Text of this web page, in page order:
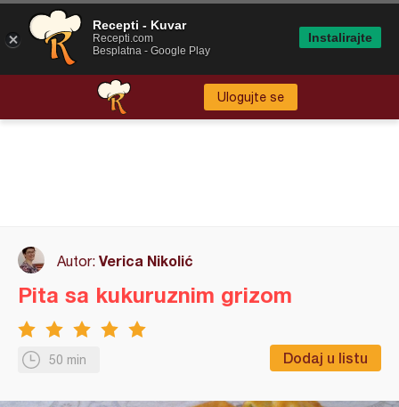
Ulogujte se
Autor: Verica Nikolić
50 min Dodaj u listu
Pita sa kukuruznim grizom
Recepti - Kuvar
Recepti.com
Besplatna - Google Play
Instalirajte